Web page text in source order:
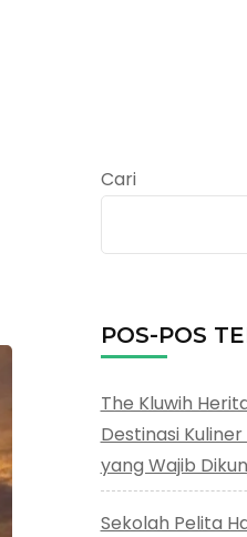
Cari
POS-POS
The Kluwih
Destinasi
yang Wajib
Sekolah Pelita